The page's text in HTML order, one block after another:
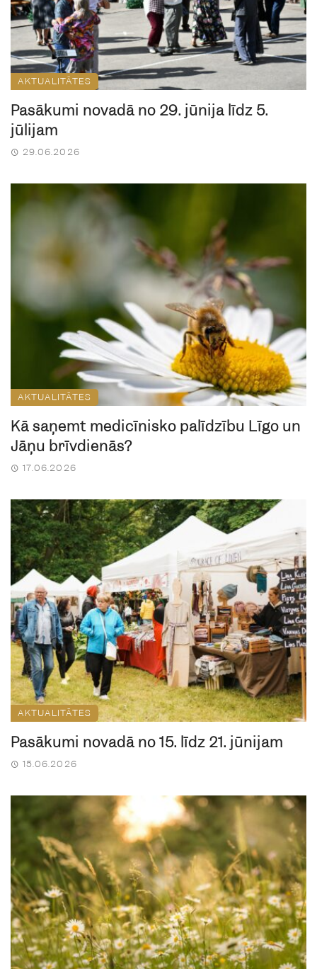
AKTUALITĀTES
Pasākumi novadā no 29. jūnija līdz 5.
jūlijam
29.06.2026
AKTUALITĀTES
Kā saņemt medicīnisko palīdzību Līgo un
Jāņu brīvdienās?
17.06.2026
AKTUALITĀTES
Pasākumi novadā no 15. līdz 21. jūnijam
15.06.2026